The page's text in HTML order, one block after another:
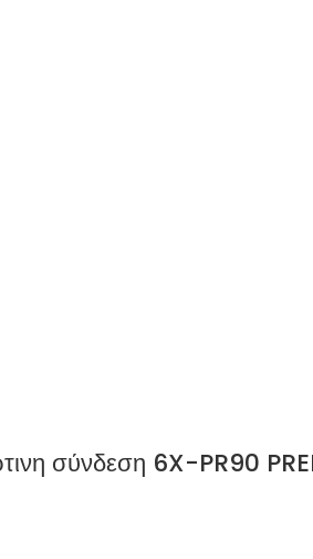
σύνδεση 6X-PR90